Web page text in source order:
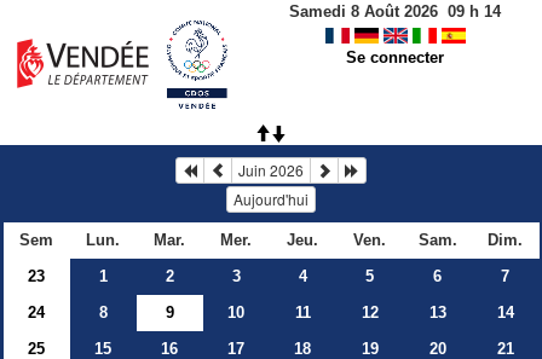
Samedi 8 Août 2026 09 h 14
Se connecter
Juin 2026
Aujourd'hui
Sem Lun. Mar. Mer. Jeu. Ven. Sam.
Dim.
23
1 2 3 4 5 6
7
24
8 9 10 11 12 13
14
25
15 16 17 18 19 20
21